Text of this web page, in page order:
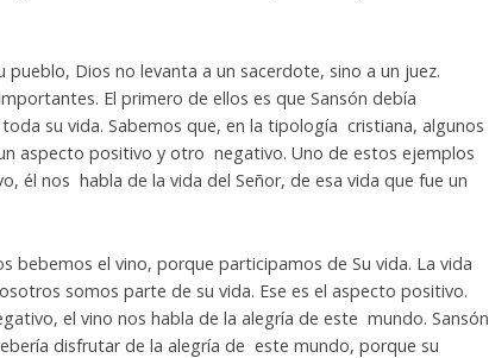
Dios no levanta a un sacerdote, sino a un juez.
El primero de ellos es que Sansón debía
su vida. Sabemos que, en la tipología cristiana, algunos
aspecto positivo y otro negativo. Uno de estos ejemplos
él nos habla de la vida del Señor, de esa vida que fue un
bebemos el vino, porque participamos de Su vida. La vida
somos parte de su vida. Ese es el aspecto positivo.
el vino nos habla de la alegría de este mundo. Sansón
disfrutar de la alegría de este mundo, porque su